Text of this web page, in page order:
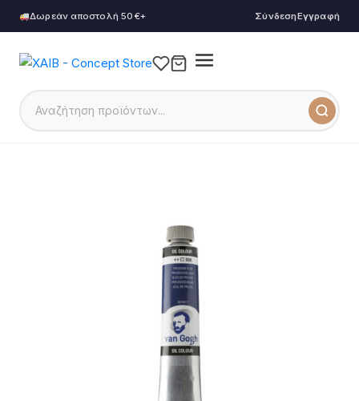
Δωρεάν αποστολή 50€+ ΣύνδεσηΕγγραφή